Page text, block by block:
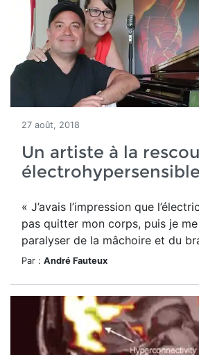
27 août, 2018
Un artiste à la
« J’avais l’impression que
pas quitter mon corps, puis je
paralyser de la mâchoire et du
Par : André Fauteux